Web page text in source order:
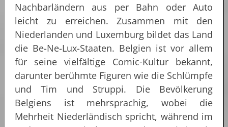
Nachbarländern aus per Bahn oder Auto
leicht zu erreichen. Zusammen mit den
Niederlanden und Luxemburg bildet das Land
die Be-Ne-Lux-Staaten. Belgien ist vor allem
für seine vielfältige Comic-Kultur bekannt,
darunter berühmte Figuren wie die Schlümpfe
und Tim und Struppi. Die Bevölkerung
Belgiens ist mehrsprachig, wobei die
Mehrheit Niederländisch spricht, während im